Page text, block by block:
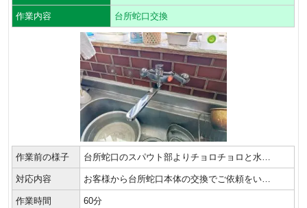
作業内容 台所蛇口交換
作業前の様子 台所蛇口のスパウト部よりチョロチョロと水…
対応内容 お客様から台所蛇口本体の交換でご依頼をい…
作業時間 60分